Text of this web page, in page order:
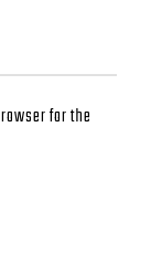
for the